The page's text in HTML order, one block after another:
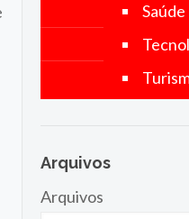
muito mais.
Saúde
Arquivos
Arquivos